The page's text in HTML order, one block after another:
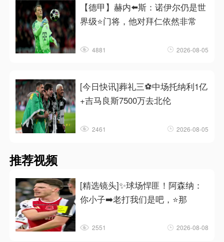
【德甲】赫内⬅️斯：诺伊尔仍是世
界级⭐门将，他对拜仁依然非常
4881 2026-08-05
[今日快讯]葬礼三⚽中场托纳利1亿
+吉马良斯7500万去北伦
2461 2026-08-05
推荐视频
[精选镜头]✨球场悍匪！阿森纳：
你小子➡️老打我们是吧，⭐那
2551 2026-08-08